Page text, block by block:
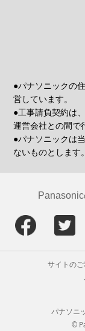
●パナソニックの
営しています。
●工事請負契約は
運営会社との間で
●パナソニックは
ないものとします。
サイトの
パナソニ
©